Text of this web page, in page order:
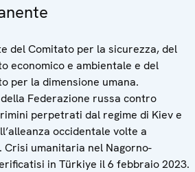
del Comitato per la sicurezza, del
economico e ambientale e del
per la dimensione umana.
della Federazione russa contro
perpetrati dal regime di Kiev e
occidentale volte a
umanitaria nel Nagorno-
in Türkiye il 6 febbraio 2023.